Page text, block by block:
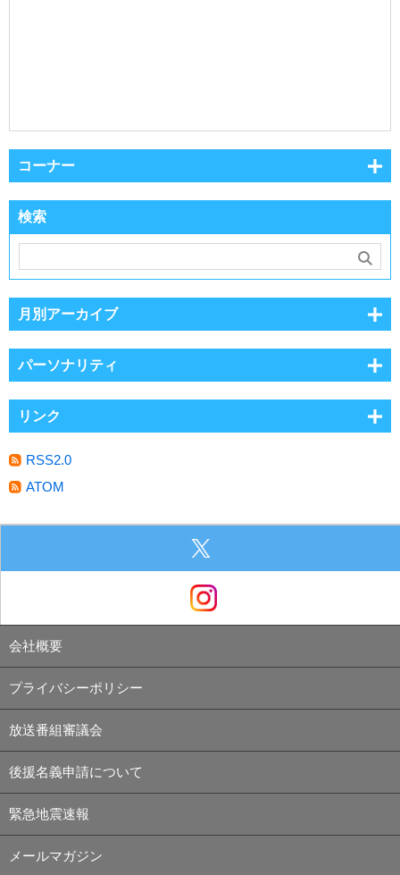
コーナー
検索
月別アーカイブ
パーソナリティ
リンク
RSS2.0
ATOM
会社概要
プライバシーポリシー
放送番組審議会
後援名義申請について
緊急地震速報
メールマガジン